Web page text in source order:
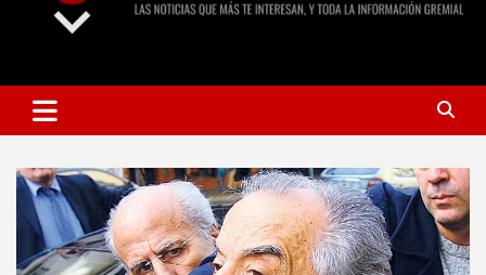
AQUÍ LOS GREMIOS
INFORMACIÓN GREMIAL